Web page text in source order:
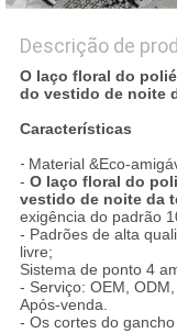
Descrição de
O laço floral do
do vestido de noite
Características
- Material &Eco-
- O laço floral do
vestido de noite da
exigência do padrão
- Padrões de alta
livre;
Sistema de ponto 4
- Serviço: OEM,
Após-venda.
- Os cortes do